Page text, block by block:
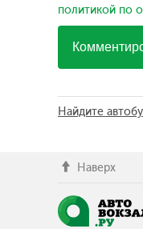
политикой по
Найдите
Наверх